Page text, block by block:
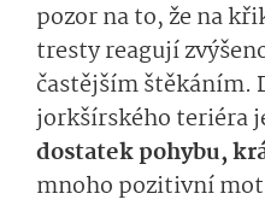
pozor na to, že na
tresty reagují
častějším štěkáním.
jorkšírského teriéra
dostatek pohybu,
mnoho pozitivní